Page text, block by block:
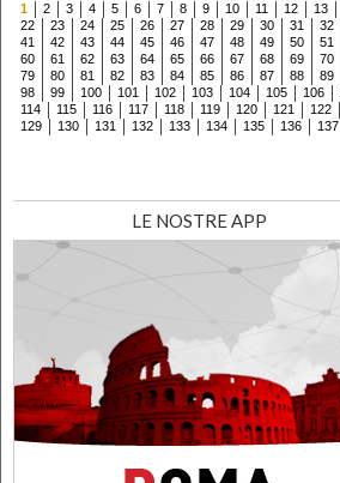
1 2 3 4 5 6 7 8 9 10 11 12 13
22
23 24 25 26 27 28 29 30 31 32
41
42 43 44 45 46 47 48 49 50 51
60
61 62 63 64 65 66 67 68 69 70
79
80 81 82 83 84 85 86 87 88 89
98
99 100 101 102 103 104 105 106
114
115 116 117 118 119 120 121 122
129
130 131 132 133 134 135 136 137
LE NOSTRE APP